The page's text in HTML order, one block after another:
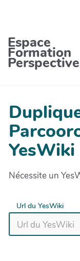
Espace
Formation
YesWiki
Nécessite un
Url du YesWiki